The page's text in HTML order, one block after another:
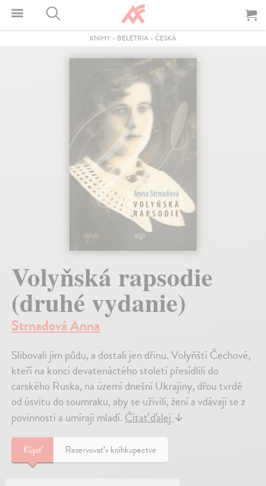
KNIHY - BELETRIA - ČESKÁ
Volyňská rapsodie
(druhé vydanie)
Strnadová Anna
Slibovali jim půdu, a dostali jen dřinu. Volyňští Čechové,
kteří na konci devatenáctého století přesídlili do
carského Ruska, na území dnešní Ukrajiny, dřou tvrdě
od úsvitu do soumraku, aby se uživili, žení a vdávají se z
povinnosti a umírají mladí.Čítať ďalej↓
Kúpiť Rezervovať v kníhkupectve